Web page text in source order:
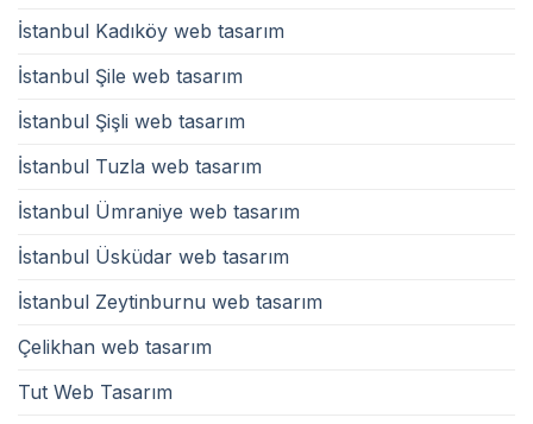
İstanbul Kadıköy web tasarım
İstanbul Şile web tasarım
İstanbul Şişli web tasarım
İstanbul Tuzla web tasarım
İstanbul Ümraniye web tasarım
İstanbul Üsküdar web tasarım
İstanbul Zeytinburnu web tasarım
Çelikhan web tasarım
Tut Web Tasarım